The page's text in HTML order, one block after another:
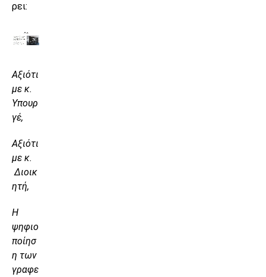
ρει:
Αξιότι
με κ.
Υπουρ
γέ,
Αξιότι
με κ.
Διοικ
ητή,
Η
ψηφιο
ποίησ
η των
γραφε